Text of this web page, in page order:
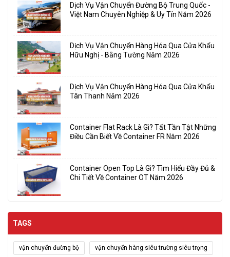
Dịch Vụ Vận Chuyển Đường Bộ Trung Quốc -
Việt Nam Chuyên Nghiệp & Uy Tín Năm 2026
Dịch Vụ Vận Chuyển Hàng Hóa Qua Cửa Khẩu
Hữu Nghị - Bằng Tường Năm 2026
Dịch Vụ Vận Chuyển Hàng Hóa Qua Cửa Khẩu
Tân Thanh Năm 2026
Container Flat Rack Là Gì? Tất Tần Tật Những
Điều Cần Biết Về Container FR Năm 2026
Container Open Top Là Gì? Tìm Hiểu Đầy Đủ &
Chi Tiết Về Container OT Năm 2026
TAGS
vận chuyển đường bộ vận chuyển hàng siêu trường siêu trọng